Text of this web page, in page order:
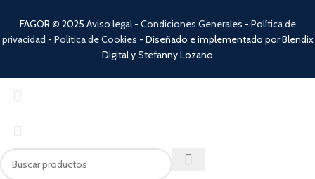
FAGOR © 2025 Aviso legal- Condiciones Generales - Política de
privacidad - Política de Cookies - Diseñado e implementado por Blendix
Digital y Stefanny Lozano